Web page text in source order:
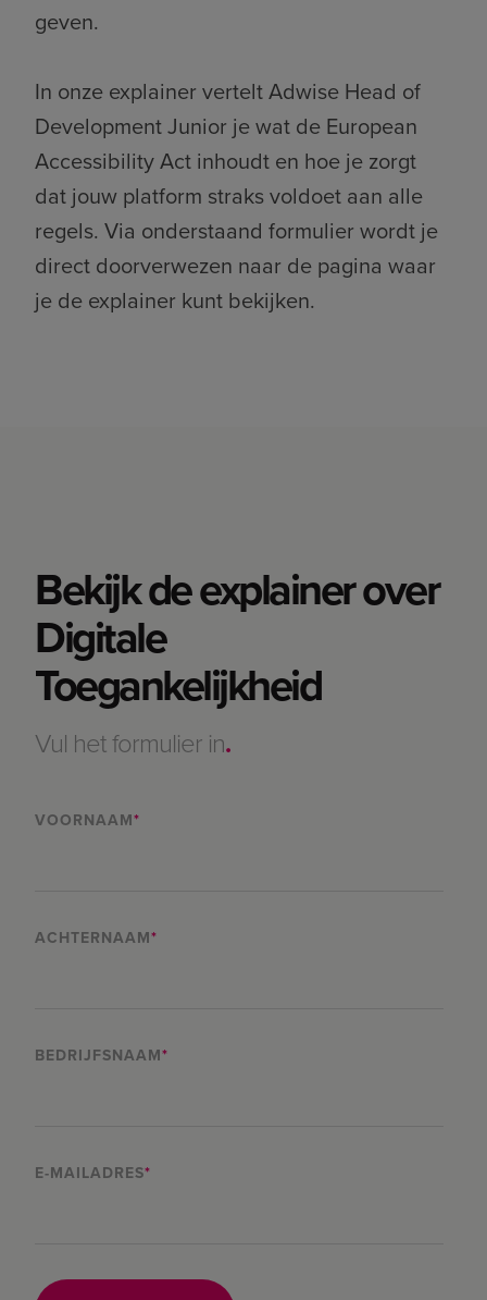
geven.
In onze explainer vertelt Adwise Head of
Development Junior je wat de European
Accessibility Act inhoudt en hoe je zorgt
dat jouw platform straks voldoet aan alle
regels. Via onderstaand formulier wordt je
direct doorverwezen naar de pagina waar
je de explainer kunt bekijken.
Bekijk de explainer over
Digitale
Toegankelijkheid
Vul het formulier in.
VOORNAAM*
ACHTERNAAM*
BEDRIJFSNAAM*
E-MAILADRES*